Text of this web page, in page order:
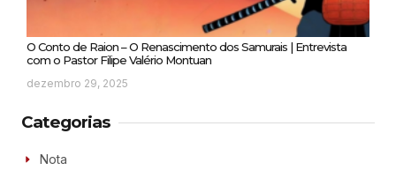
O Conto de Raion – O Renascimento dos Samurais | Entrevista
com o Pastor Filipe Valério Montuan
dezembro 29, 2025
Categorias
Nota